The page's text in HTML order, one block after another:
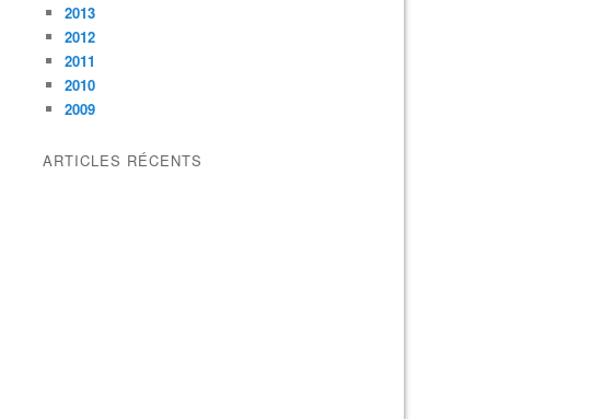
2013
2012
2011
2010
2009
ARTICLES RÉCENTS